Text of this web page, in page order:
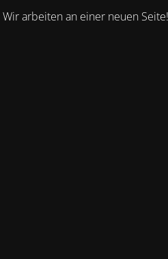
Wir arbeiten an einer neuen